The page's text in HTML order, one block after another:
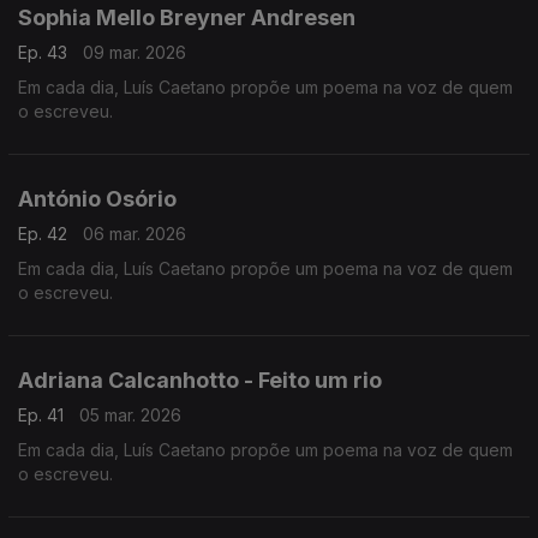
Sophia Mello Breyner Andresen
Ep. 43
09 mar. 2026
Em cada dia, Luís Caetano propõe um poema na voz de quem
o escreveu.
António Osório
Ep. 42
06 mar. 2026
Em cada dia, Luís Caetano propõe um poema na voz de quem
o escreveu.
Adriana Calcanhotto - Feito um rio
Ep. 41
05 mar. 2026
Em cada dia, Luís Caetano propõe um poema na voz de quem
o escreveu.